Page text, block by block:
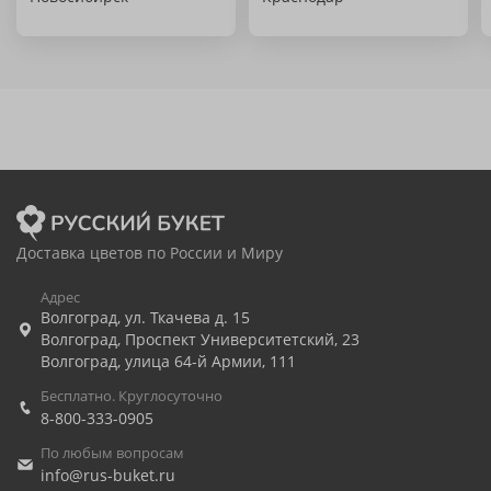
Доставка цветов по России и Миру
Адрес
Волгоград, ул. Ткачева д. 15
Волгоград, Проспект Университетский, 23
Волгоград, улица 64-й Армии, 111
Бесплатно. Круглосуточно
8-800-333-0905
По любым вопросам
info@rus-buket.ru